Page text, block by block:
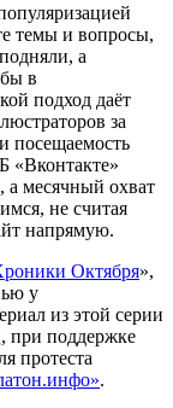
темы и вопросы,
а
в
подход даёт
за
посещаемость
«Вконтакте»
а месячный охват
не считая
напрямую.
Октября»,
у
из этой серии
при поддержке
протеста
.